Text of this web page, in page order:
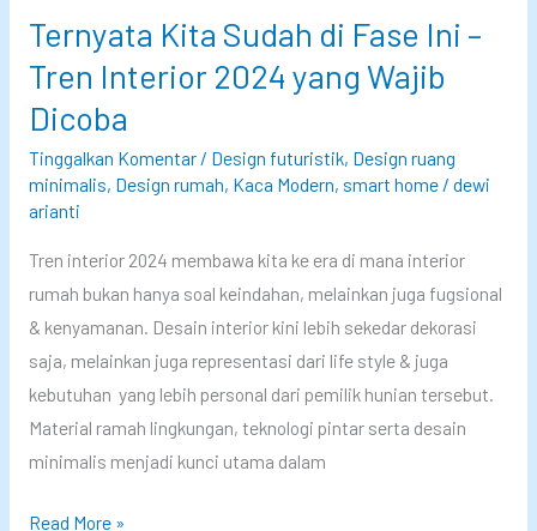
s
u
T
e
k
s
n
S
o
r
Ternyata Kita Sudah di Fase Ini –
Tren Interior 2024 yang Wajib
Dicoba
Tinggalkan Komentar / Design futuristik, Design ruang
minimalis, Design rumah, Kaca Modern, smart home/ dewi
arianti
Tren interior 2024 membawa kita ke era di mana interior
rumah bukan hanya soal keindahan, melainkan juga fugsional
& kenyamanan. Desain interior kini lebih sekedar dekorasi
saja, melainkan juga representasi dari life style & juga
kebutuhan yang lebih personal dari pemilik hunian tersebut.
Material ramah lingkungan, teknologi pintar serta desain
minimalis menjadi kunci utama dalam
T
Read More »